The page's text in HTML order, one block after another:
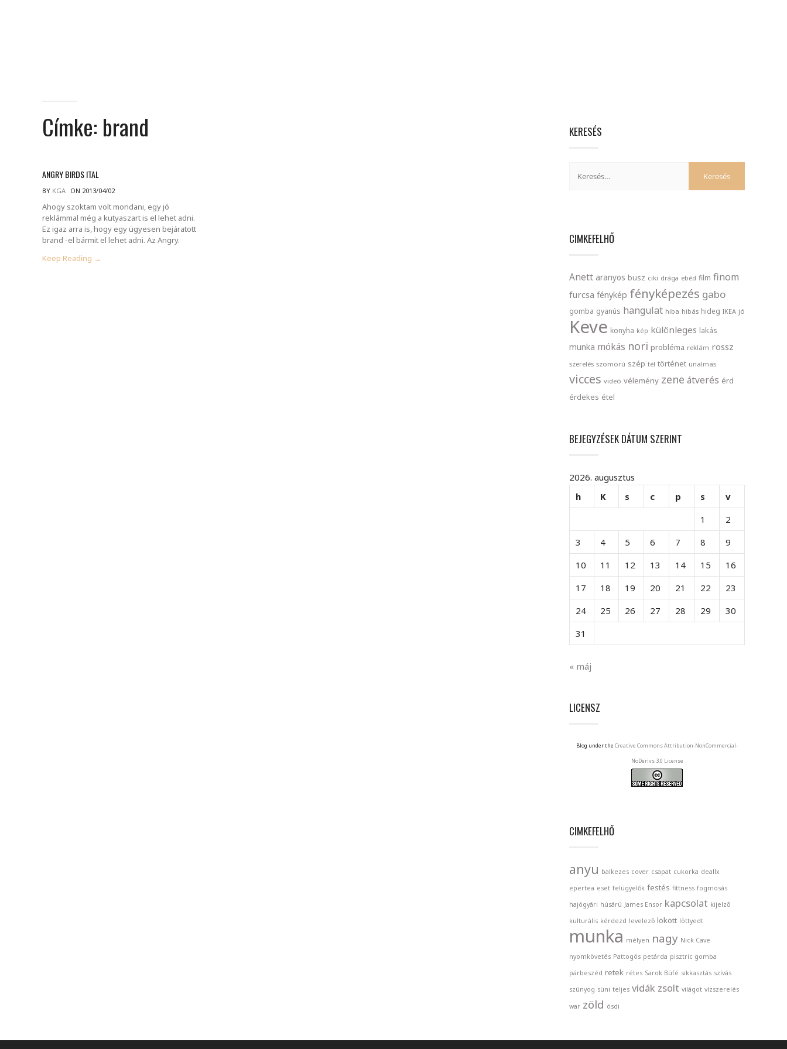
Címke: brand
ANGRY BIRDS ITAL
BY KGA ON 2013/04/02
Ahogy szoktam volt mondani, egy jó
reklámmal még a kutyaszart is el lehet adni.
Ez igaz arra is, hogy egy ügyesen bejáratott
brand -el bármit el lehet adni. Az Angry.
Keep Reading →
KERESÉS
CIMKEFELHŐ
Anett aranyos busz ciki drága ebéd film finom
furcsa fénykép fényképezés gabo
gomba gyanús hangulat hiba hibás hideg IKEA jó
Keve konyha kép különleges lakás
munka mókás nori probléma reklám rossz
szerelés szomorú szép tél történet unalmas
vicces videó vélemény zene átverés érd
érdekes étel
BEJEGYZÉSEK DÁTUM SZERINT
2026. augusztus
h
K s c p s
v
1
2
3
4 5 6 7 8
9
10
11 12 13 14 15
16
17
18 19 20 21 22
23
24
25 26 27 28 29
30
31
« máj
LICENSZ
Blog under the Creative Commons Attribution-NonCommercial-
NoDerivs 3.0 License
CIMKEFELHŐ
anyu balkezes cover csapat cukorka deallx
epertea eset felügyelők festés fittness fogmosás
hajógyári húsárú James Ensor kapcsolat kijelző
kulturális kérdezd levelező lökött löttyedt
munka mélyen nagy Nick Cave
nyomkövetés Pattogós petárda pisztric gomba
párbeszéd retek rétes Sarok Büfé sikkasztás szívás
szúnyog süni teljes vidák zsolt világot vízszerelés
war zöld ósdi